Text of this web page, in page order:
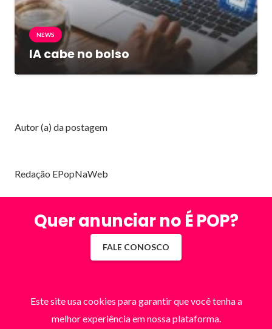
NEWS
IA cabe no bolso
Autor (a) da postagem
Redação EPopNaWeb
Quer anunciar no É POP?
FALE CONOSCO
Este site usa cookies para garantir que você tenha a
melhor experiência em nossa plataforma.